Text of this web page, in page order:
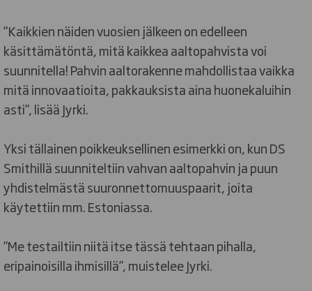
”Kaikkien näiden vuosien jälkeen on edelleen
käsittämätöntä, mitä kaikkea aaltopahvista voi
suunnitella! Pahvin aaltorakenne mahdollistaa vaikka
mitä innovaatioita, pakkauksista aina huonekaluihin
asti”, lisää Jyrki.
Yksi tällainen poikkeuksellinen esimerkki on, kun DS
Smithillä suunniteltiin vahvan aaltopahvin ja puun
yhdistelmästä suuronnettomuuspaarit, joita
käytettiin mm. Estoniassa.
”Me testailtiin niitä itse tässä tehtaan pihalla,
eripainoisilla ihmisillä”, muistelee Jyrki.